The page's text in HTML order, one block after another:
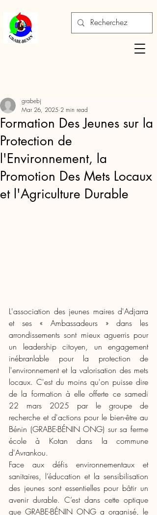
Formation Des Jeunes sur la
Protection de
l'Environnement, la
Promotion Des Mets Locaux
et l'Agriculture Durable
grabebj
Mar 26, 2025 2 min read
L'association des jeunes maires d'Adjarra
et ses « Ambassadeurs » dans les
arrondissements sont mieux aguerris pour
un leadership citoyen, un engagement
inébranlable pour la protection de
l'environnement et la valorisation des mets
locaux. C'est du moins qu'on puisse dire
de la formation à elle offerte ce samedi
22 mars 2025 par le groupe de
recherche et d'actions pour le bien-être au
Bénin (GRABE-BÉNIN ONG) sur sa ferme
école à Kotan dans la commune
d'Avrankou.
Face aux défis environnementaux et
sanitaires, l’éducation et la sensibilisation
des jeunes sont essentielles pour bâtir un
avenir durable. C’est dans cette optique
que GRABE-BÉNIN ONG a organisé, le